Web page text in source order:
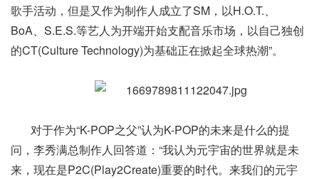
歌手活动，但是又作为制作人成立了SM，以H.O.T.、
BoA、S.E.S.等艺人为开端开始支配音乐市场，以自己独创
的CT(Culture Technology)为基础正在掀起全球热潮”。
对于作为“K-POP之父”认为K-POP的未来是什么的提
问，李秀满总制作人回答道：“我认为元宇宙的世界就是未
来，现在是P2C(Play2Create)重要的时代。来我们的元宇